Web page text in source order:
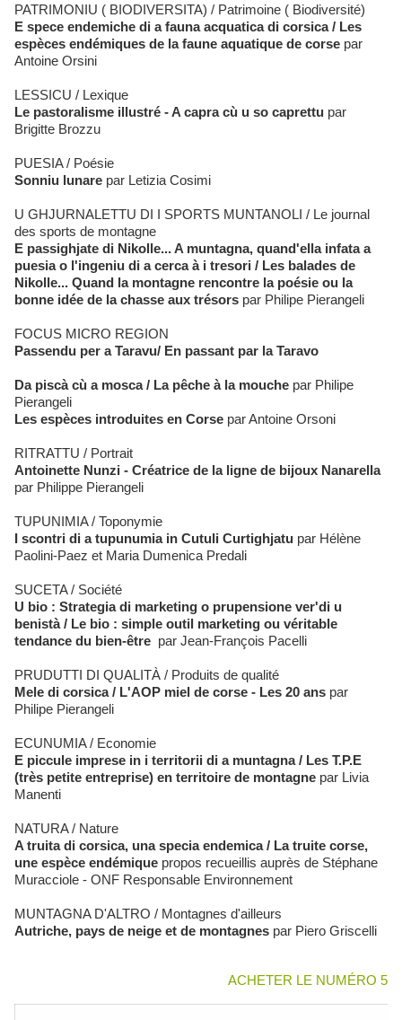
PATRIMONIU ( BIODIVERSITA) / Patrimoine ( Biodiversité)
E spece endemiche di a fauna acquatica di corsica / Les
espèces endémiques de la faune aquatique de corse par
Antoine Orsini
LESSICU / Lexique
Le pastoralisme illustré - A capra cù u so caprettu par
Brigitte Brozzu
PUESIA / Poésie
Sonniu lunare par Letizia Cosimi
U GHJURNALETTU DI I SPORTS MUNTANOLI / Le journal
des sports de montagne
E passighjate di Nikolle... A muntagna, quand'ella infata a
puesia o l'ingeniu di a cerca à i tresori / Les balades de
Nikolle... Quand la montagne rencontre la poésie ou la
bonne idée de la chasse aux trésors par Philipe Pierangeli
FOCUS MICRO REGION
Passendu per a Taravu/ En passant par la Taravo
Da piscà cù a mosca / La pêche à la mouche par Philipe
Pierangeli
Les espèces introduites en Corse par Antoine Orsoni
RITRATTU / Portrait
Antoinette Nunzi - Créatrice de la ligne de bijoux Nanarella
par Philippe Pierangeli
TUPUNIMIA / Toponymie
I scontri di a tupunumia in Cutuli Curtighjatu par Hélène
Paolini-Paez et Maria Dumenica Predali
SUCETA / Société
U bio : Strategia di marketing o prupensione ver'di u
benistà / Le bio : simple outil marketing ou véritable
tendance du bien-être par Jean-François Pacelli
PRUDUTTI DI QUALITÀ / Produits de qualité
Mele di corsica / L'AOP miel de corse - Les 20 ans par
Philipe Pierangeli
ECUNUMIA / Economie
E piccule imprese in i territorii di a muntagna / Les T.P.E
(très petite entreprise) en territoire de montagne par Livia
Manenti
NATURA / Nature
A truita di corsica, una specia endemica / La truite corse,
une espèce endémique propos recueillis auprès de Stéphane
Muracciole - ONF Responsable Environnement
MUNTAGNA D'ALTRO / Montagnes d'ailleurs
Autriche, pays de neige et de montagnes par Piero Griscelli
ACHETER LE NUMÉRO 5